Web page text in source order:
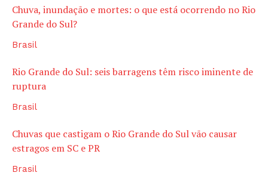
Chuva, inundação e mortes: o que está ocorrendo no Rio
Grande do Sul?
Brasil
Rio Grande do Sul: seis barragens têm risco iminente de
ruptura
Brasil
Chuvas que castigam o Rio Grande do Sul vão causar
estragos em SC e PR
Brasil